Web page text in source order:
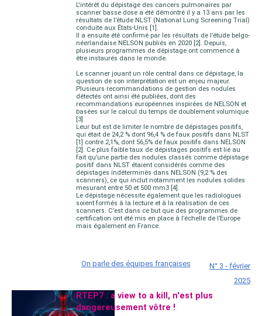
L'intérêt du dépistage des cancers pulmonaires par
scanner basse dose a été démontré il y a 13 ans par les
résultats de l’étude NLST (National Lung Screening Trial)
conduite aux États-Unis [1].
Il a ensuite été confirmé par les résultats de l’étude belgo-
néerlandaise NELSON publiés en 2020 [2]. Depuis,
plusieurs programmes de dépistage ont commencé à
être instaurés dans le monde.
Le scanner jouant un rôle central dans ce dépistage, la
question de son interprétation est un enjeu majeur.
Plusieurs recommandations de gestion des nodules
détectés ont ainsi été publiées, dont des
recommandations européennes inspirées de NELSON et
basées sur le calcul du temps de doublement volumique
[3].
Leur but est de limiter le nombre de dépistages positifs,
qui était de 24,2 % dont 96,4 % de faux positifs dans NLST
[1] contre 2,1%, dont 56,5% de faux positifs dans NELSON
[2]. Ce plus faible taux de dépistages positifs est lié au
fait qu’une partie des nodules classés comme dépistage
positif dans NLST étaient considérés comme des
dépistages indéterminés dans NELSON (9,2 % des
scanners), ce qui inclut notamment les nodules solides
mesurant entre 50 et 500 mm3 [4].
Le dépistage nécessite également que les radiologues
soient formés à la lecture et à la réalisation de ces
scanners. C’est dans ce but que des programmes de
certification ont été mis en place à l’échelle de l’Europe
mais également en France.
On parle des équipes françaises
N° 3 - février
2025
RTEP7 : a view to a kill, n'est plus
dangereusement vôtre !